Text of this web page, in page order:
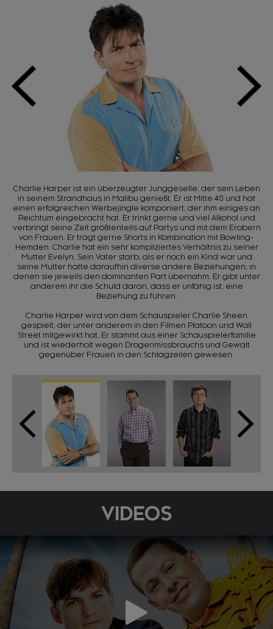
Charlie Harper ist ein überzeugter Junggeselle, der sein Leben
in seinem Strandhaus in Malibu genießt. Er ist Mitte 40 und hat
einen erfolgreichen Werbejingle komponiert, der ihm einiges an
Reichtum eingebracht hat. Er trinkt gerne und viel Alkohol und
verbringt seine Zeit größtenteils auf Partys und mit dem Erobern
von Frauen. Er trägt gerne Shorts in Kombination mit Bowling-
Hemden. Charlie hat ein sehr kompliziertes Verhältnis zu seiner
Mutter Evelyn. Sein Vater starb, als er noch ein Kind war und
seine Mutter hatte daraufhin diverse andere Beziehungen, in
denen sie jeweils den dominanten Part übernahm. Er gibt unter
anderem ihr die Schuld daran, dass er unfähig ist, eine
Beziehung zu führen.
Charlie Harper wird von dem Schauspieler Charlie Sheen
gespielt, der unter anderem in den Filmen Platoon und Wall
Street mitgewirkt hat. Er stammt aus einer Schauspielerfamilie
und ist wiederholt wegen Drogenmissbrauchs und Gewalt
gegenüber Frauen in den Schlagzeilen gewesen.
VIDEOS